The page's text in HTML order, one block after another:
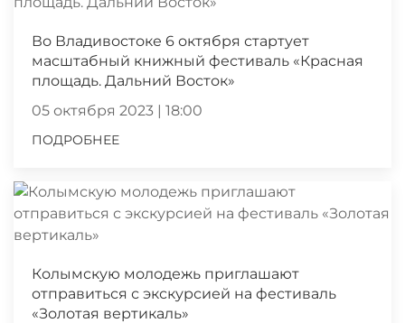
Во Владивостоке 6 октября стартует
масштабный книжный фестиваль «Красная
площадь. Дальний Восток»
05 октября 2023 | 18:00
ПОДРОБНЕЕ
Колымскую молодежь приглашают
отправиться с экскурсией на фестиваль
«Золотая вертикаль»